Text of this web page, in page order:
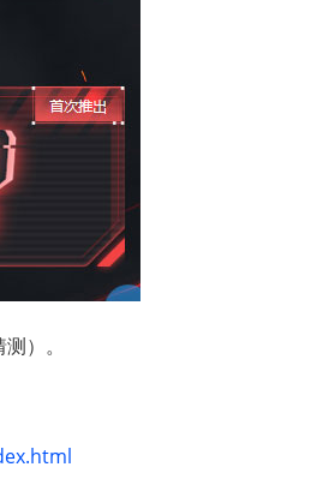
）。